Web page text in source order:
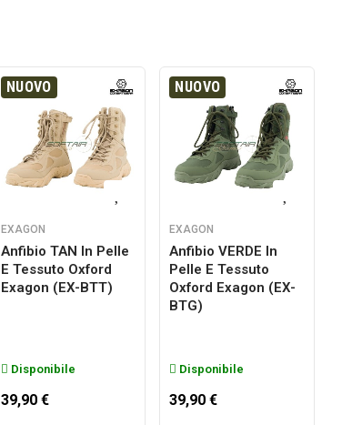
NUOVO
EXAGON
Anfibio TAN In Pelle
E Tessuto Oxford
Exagon (EX-BTT)
Disponibile
39,90 €
NUOVO
EXAGON
Anfibio VERDE In
Pelle E Tessuto
Oxford Exagon (EX-
BTG)
Disponibile
39,90 €